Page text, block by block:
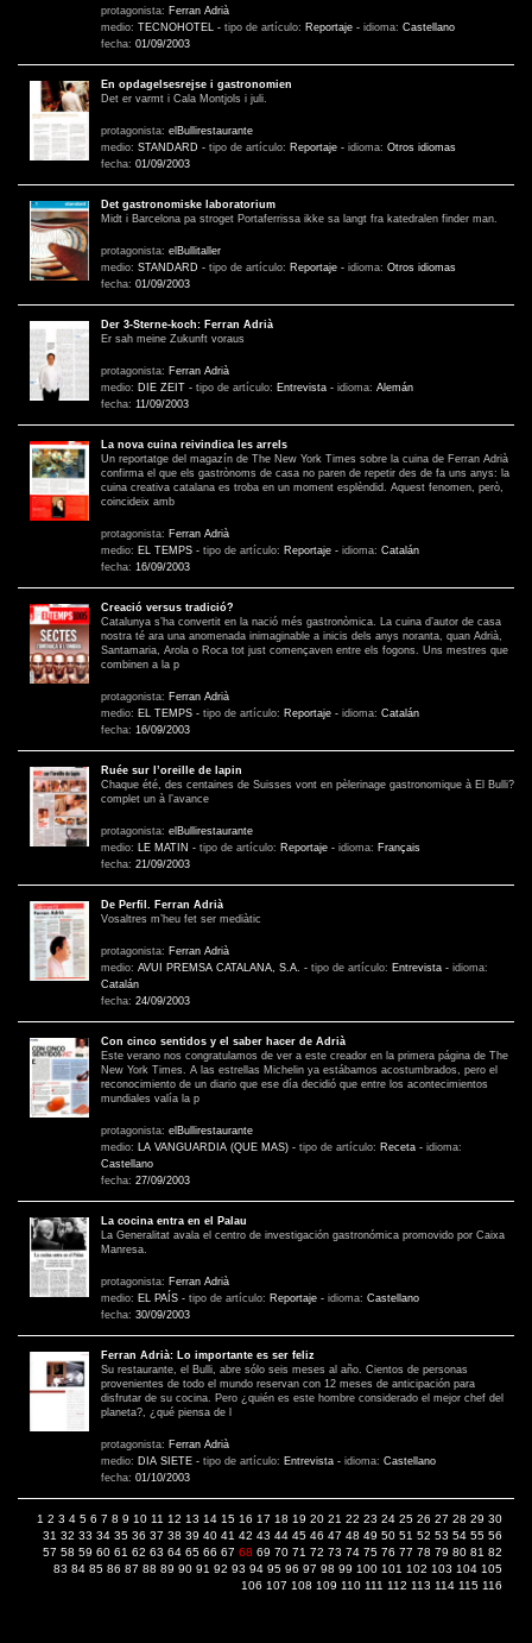
protagonista: Ferran Adrià
medio: TECNOHOTEL - tipo de artículo: Reportaje - idioma: Castellano
fecha: 01/09/2003
En opdagelsesrejse i gastronomien
Det er varmt i Cala Montjols i juli.
protagonista: elBullirestaurante
medio: STANDARD - tipo de artículo: Reportaje - idioma: Otros idiomas
fecha: 01/09/2003
Det gastronomiske laboratorium
Midt i Barcelona pa stroget Portaferrissa ikke sa langt fra katedralen finder man.
protagonista: elBullitaller
medio: STANDARD - tipo de artículo: Reportaje - idioma: Otros idiomas
fecha: 01/09/2003
Der 3-Sterne-koch: Ferran Adrià
Er sah meine Zukunft voraus
protagonista: Ferran Adrià
medio: DIE ZEIT - tipo de artículo: Entrevista - idioma: Alemán
fecha: 11/09/2003
La nova cuina reivindica les arrels
Un reportatge del magazín de The New York Times sobre la cuina de Ferran Adrià
confirma el que els gastrònoms de casa no paren de repetir des de fa uns anys: la
cuina creativa catalana es troba en un moment esplèndid. Aquest fenomen, però,
coincideix amb
protagonista: Ferran Adrià
medio: EL TEMPS - tipo de artículo: Reportaje - idioma: Catalán
fecha: 16/09/2003
Creació versus tradició?
Catalunya s’ha convertit en la nació més gastronòmica. La cuina d’autor de casa
nostra té ara una anomenada inimaginable a inicis dels anys noranta, quan Adrià,
Santamaria, Arola o Roca tot just començaven entre els fogons. Uns mestres que
combinen a la p
protagonista: Ferran Adrià
medio: EL TEMPS - tipo de artículo: Reportaje - idioma: Catalán
fecha: 16/09/2003
Ruée sur l’oreille de lapin
Chaque été, des centaines de Suisses vont en pèlerinage gastronomique à El Bulli?
complet un à l’avance
protagonista: elBullirestaurante
medio: LE MATIN - tipo de artículo: Reportaje - idioma: Français
fecha: 21/09/2003
De Perfil. Ferran Adrià
Vosaltres m’heu fet ser mediàtic
protagonista: Ferran Adrià
medio: AVUI PREMSA CATALANA, S.A. - tipo de artículo: Entrevista - idioma:
Catalán
fecha: 24/09/2003
Con cinco sentidos y el saber hacer de Adrià
Este verano nos congratulamos de ver a este creador en la primera página de The
New York Times. A las estrellas Michelin ya estábamos acostumbrados, pero el
reconocimiento de un diario que ese día decidió que entre los acontecimientos
mundiales valía la p
protagonista: elBullirestaurante
medio: LA VANGUARDIA (QUE MAS) - tipo de artículo: Receta - idioma:
Castellano
fecha: 27/09/2003
La cocina entra en el Palau
La Generalitat avala el centro de investigación gastronómica promovido por Caixa
Manresa.
protagonista: Ferran Adrià
medio: EL PAÍS - tipo de artículo: Reportaje - idioma: Castellano
fecha: 30/09/2003
Ferran Adrià: Lo importante es ser feliz
Su restaurante, el Bulli, abre sólo seis meses al año. Cientos de personas
provenientes de todo el mundo reservan con 12 meses de anticipación para
disfrutar de su cocina. Pero ¿quién es este hombre considerado el mejor chef del
planeta?, ¿qué piensa de l
protagonista: Ferran Adrià
medio: DIA SIETE - tipo de artículo: Entrevista - idioma: Castellano
fecha: 01/10/2003
1 2 3 4 5 6 7 8 9 10 11 12 13 14 15 16 17 18 19 20 21 22 23 24 25 26 27 28 29 30
31 32 33 34 35 36 37 38 39 40 41 42 43 44 45 46 47 48 49 50 51 52 53 54 55 56
57 58 59 60 61 62 63 64 65 66 67 68 69 70 71 72 73 74 75 76 77 78 79 80 81 82
83 84 85 86 87 88 89 90 91 92 93 94 95 96 97 98 99 100 101 102 103 104 105
106 107 108 109 110 111 112 113 114 115 116